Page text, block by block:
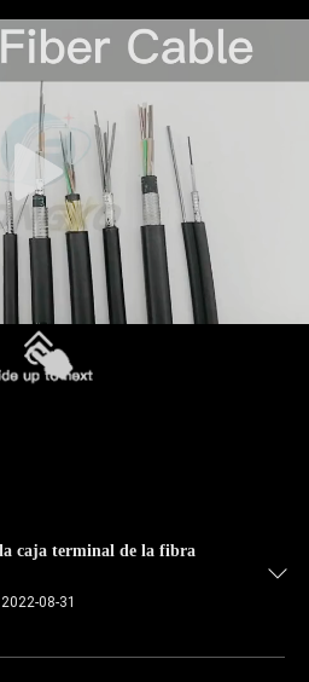
caja terminal de la fibra
2022-08-31